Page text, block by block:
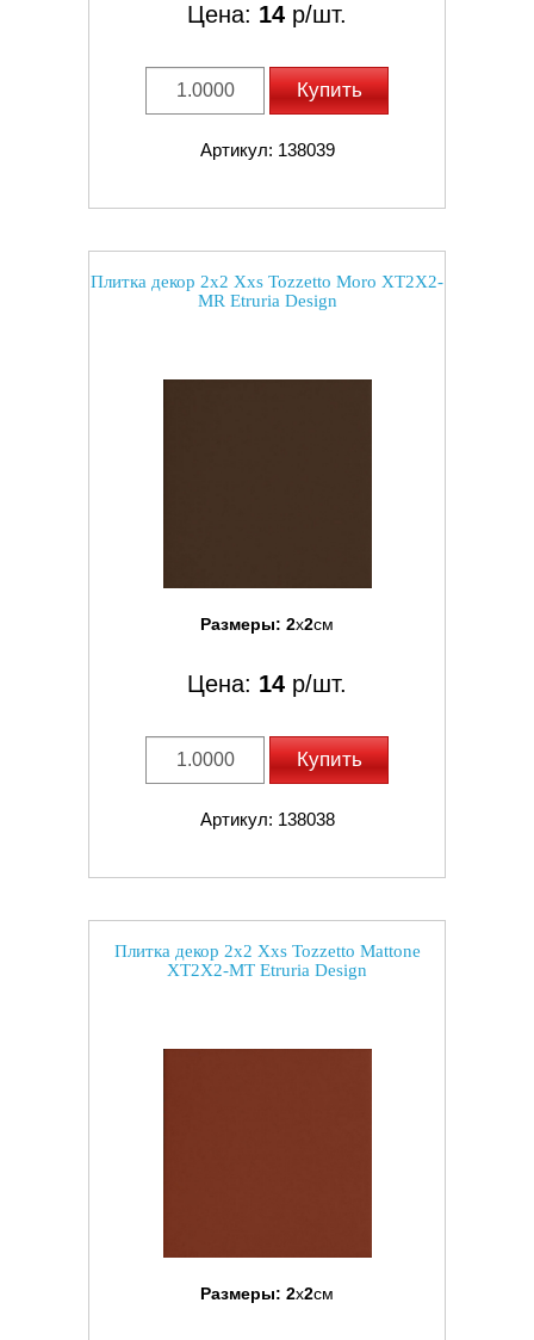
Цена: 14 р/шт.
Купить
Артикул: 138039
Плитка декор 2x2 Xxs Tozzetto Moro XT2X2-
MR Etruria Design
Размеры: 2x2см
Цена: 14 р/шт.
Купить
Артикул: 138038
Плитка декор 2x2 Xxs Tozzetto Mattone
XT2X2-MT Etruria Design
Размеры: 2x2см